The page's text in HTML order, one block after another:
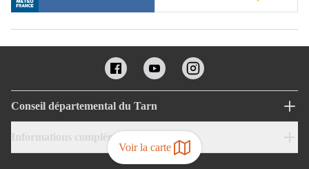
Voir la carte
Conseil départemental du Tarn
Informations complémentaires